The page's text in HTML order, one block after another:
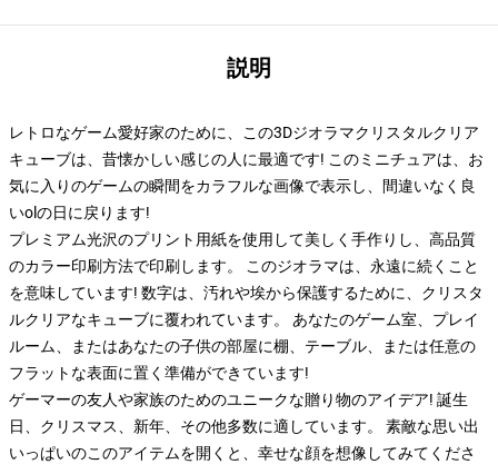
説明
レトロなゲーム愛好家のために、この3Dジオラマクリスタルクリア
キューブは、昔懐かしい感じの人に最適です! このミニチュアは、お
気に入りのゲームの瞬間をカラフルな画像で表示し、間違いなく良
いolの日に戻ります!
プレミアム光沢のプリント用紙を使用して美しく手作りし、高品質
のカラー印刷方法で印刷します。 このジオラマは、永遠に続くこと
を意味しています! 数字は、汚れや埃から保護するために、クリスタ
ルクリアなキューブに覆われています。 あなたのゲーム室、プレイ
ルーム、またはあなたの子供の部屋に棚、テーブル、または任意の
フラットな表面に置く準備ができています!
ゲーマーの友人や家族のためのユニークな贈り物のアイデア! 誕生
日、クリスマス、新年、その他多数に適しています。 素敵な思い出
いっぱいのこのアイテムを開くと、幸せな顔を想像してみてくださ